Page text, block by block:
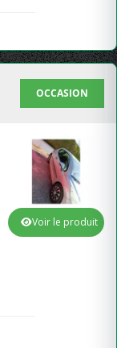
OCCASION
Voir le produit